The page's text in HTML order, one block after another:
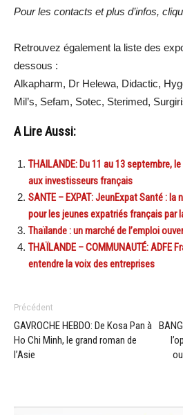
Pour les contacts et plus d’infos,
Retrouvez également la liste des
dessous :
Alkapharm, Dr Helewa, Didactic,
Mil’s, Sefam, Sotec, Sterimed,
A Lire Aussi:
THAILANDE: Du 11 au 13 septembre,
aux investisseurs français
SANTE – EXPAT: JeunExpat Santé :
pour les jeunes expatriés français par
Thaïlande : un marché de l’emploi
THAÏLANDE – COMMUNAUTÉ: ADFE
entendre la voix des entreprises
Précédent
GAVROCHE HEBDO: De Kosa Pan à
Ho Chi Minh, le grand roman de
l’Asie